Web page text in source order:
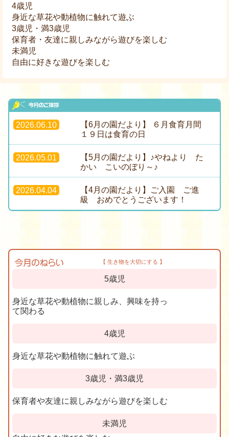
4歳児
身近な草花や動植物に触れて遊ぶ
3歳児・満3歳児
保育者・友達に親しみながら遊びを楽しむ
未満児
自由に好きな遊びを楽しむ
2026.06.10
【6月の園だより】 ６月食育月間
１９日は食育の日
2026.05.01
【5月の園だより】♪やねより た
かい こいのぼり～♪
2026.04.04
【4月の園だより】ご入園 ご進
級 おめでとうございます！
【 生き物を大切にする 】
5歳児
身近な草花や動植物に親しみ、興味を持っ
て関わる
4歳児
身近な草花や動植物に触れて遊ぶ
3歳児・満3歳児
保育者や友達に親しみながら遊びを楽しむ
未満児